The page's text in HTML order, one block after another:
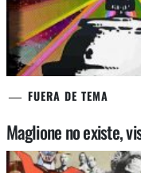
FUERA DE TEMA
Maglione no existe,